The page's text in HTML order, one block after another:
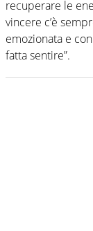
recuperare le
vincere c’è
emozionata e
fatta sentire”.